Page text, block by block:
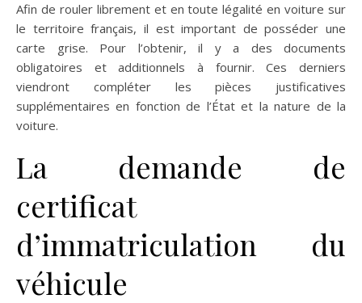
Afin de rouler librement et en toute légalité en voiture sur
le territoire français, il est important de posséder une
carte grise. Pour l’obtenir, il y a des documents
obligatoires et additionnels à fournir. Ces derniers
viendront compléter les pièces justificatives
supplémentaires en fonction de l’État et la nature de la
voiture.
La demande de
certificat
d’immatriculation du
véhicule